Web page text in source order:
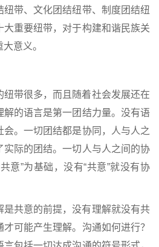
带、文化团结纽带、制度团结纽
重要纽带，对于构建和谐民族关
意义。
纽带很多，而且随着社会发展还在
解的语言是第一团结力量。没有语
。一切团结都是协同，人与人之
实际的团结。一切人与人之间的协
意”为基础，没有“共意”就没有协
是共意的前提，没有理解就没有共
可能产生理解。沟通如何进行？